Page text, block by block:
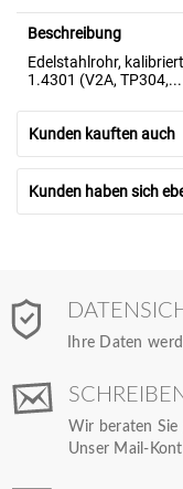
Beschreibung
Edelstahlrohr,
1.4301 (V2A, TP304,...
Kunden kauften auch
Kunden haben sich
Ihre Daten
Wir beraten Sie
Unser Mail-